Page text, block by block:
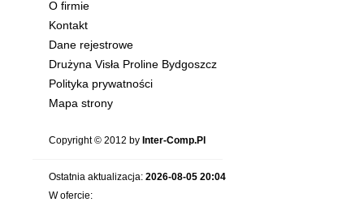
O firmie
Kontakt
Dane rejestrowe
Drużyna Visła Proline Bydgoszcz
Polityka prywatności
Mapa strony
Copyright © 2012 by Inter-Comp.Pl
Ostatnia aktualizacja: 2026-08-05 20:04
W ofercie: